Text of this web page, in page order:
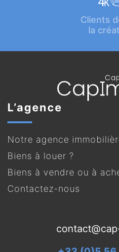
Clients
la
L’agence
Notre agence
Biens à louer ?
Biens à vendre ou à
Contactez-nous